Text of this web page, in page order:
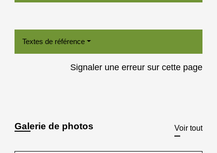
Textes de référence
Signaler une erreur sur cette page
Galerie de photos Voir tout